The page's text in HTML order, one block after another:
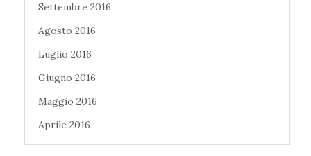
Settembre 2016
Agosto 2016
Luglio 2016
Giugno 2016
Maggio 2016
Aprile 2016